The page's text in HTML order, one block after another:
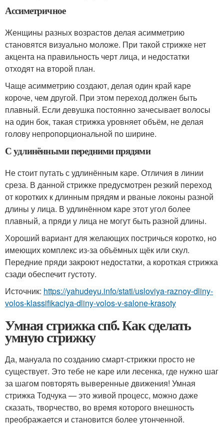
Ассиметричное
Женщины разных возрастов делая асимметрию
становятся визуально моложе. При такой стрижке нет
акцента на правильность черт лица, и недостатки
отходят на второй план.
Чаще асимметрию создают, делая один край каре
короче, чем другой. При этом переход должен быть
плавный. Если девушка постоянно зачесывает волосы
на один бок, такая стрижка уровняет объём, не делая
голову непропорциональной по ширине.
С удлинёнными передними прядями
Не стоит путать с удлинённым каре. Отличия в линии
среза. В данной стрижке предусмотрен резкий переход
от коротких к длинным прядям и рваные локоны разной
длины у лица. В удлинённом каре этот угол более
плавный, а пряди у лица не могут быть разной длины.
Хороший вариант для желающих постричься коротко, но
имеющих комплекс из-за объёмных щёк или скул.
Передние пряди закроют недостатки, а короткая стрижка
сзади обеспечит густоту.
Источник: https://yahudeyu.info/stati/usloviya-raznoy-dliny-
volos-klassifikaciya-dliny-volos-v-salone-krasoty
Умная стрижка спб. Как сделать
умную стрижку
Да, мануала по созданию смарт-стрижки просто не
существует. Это тебе не каре или лесенка, где нужно шаг
за шагом повторять выверенные движения! Умная
стрижка Тодчука — это живой процесс, можно даже
сказать, творчество, во время которого внешность
преображается и становится более утонченной.